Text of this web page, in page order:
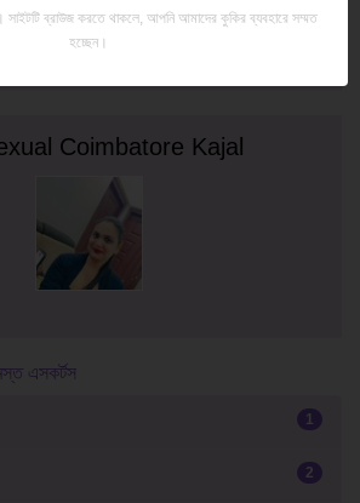
Coimbatore Kajal
এসকর্টস
1
2
সাইটটি ব্রাউজ করতে থাকলে, আপনি আমাদের কুকির ব্যবহারে সম্মত
হচ্ছেন।